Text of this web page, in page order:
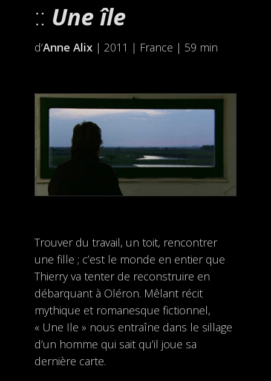
Une île
d’Anne Alix| 2011 | France | 59 min
Trouver du travail, un toit, rencontrer
une fille ; c’est le monde en entier que
Thierry va tenter de reconstruire en
débarquant à Oléron. Mêlant récit
mythique et romanesque fictionnel,
« Une Ile » nous entraîne dans le sillage
d’un homme qui sait qu’il joue sa
dernière carte.